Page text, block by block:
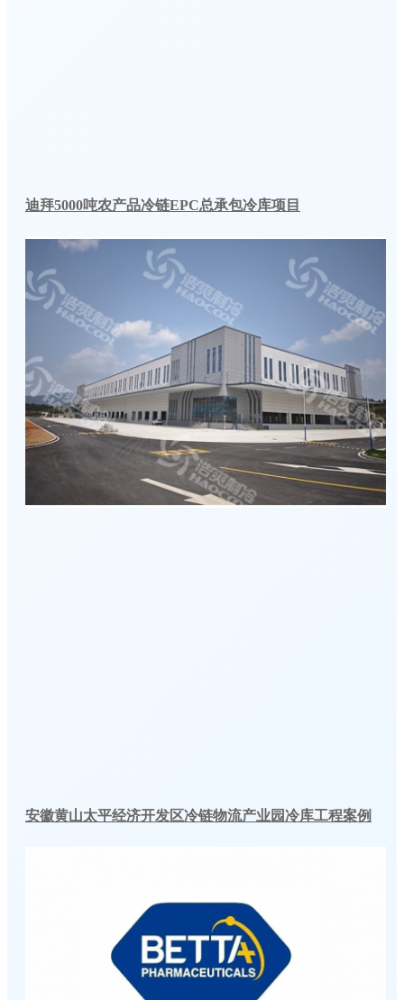
迪拜5000吨农产品冷链EPC总承包冷库项目
安徽黄山太平经济开发区冷链物流产业园冷库工程案例